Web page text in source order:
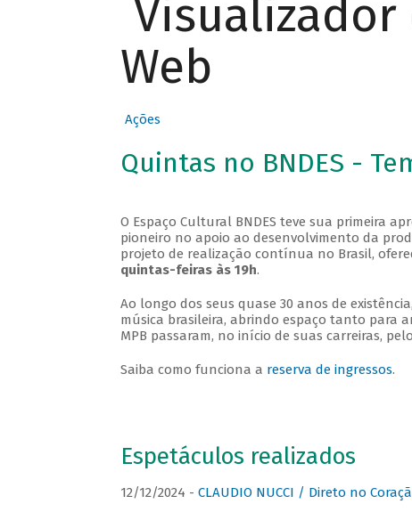
Web
Ações
Quintas no BNDES -
O Espaço Cultural BNDES teve sua primeira
pioneiro no apoio ao desenvolvimento da
projeto de realização contínua no Brasil,
quintas-feiras às 19h.
Ao longo dos seus quase 30 anos de
música brasileira, abrindo espaço tanto para
MPB passaram, no início de suas carreiras,
Saiba como funciona a reserva de ingressos.
Espetáculos realizados
12/12/2024 - CLAUDIO NUCCI / Direto no